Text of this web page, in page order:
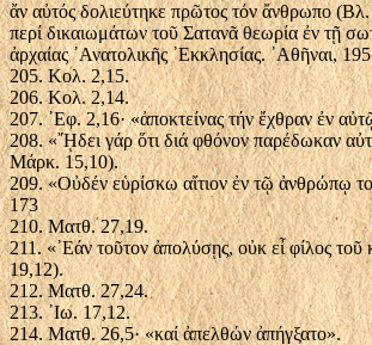
ἄν αὐτός δολιεύτηκε πρῶτος τόν ἄνθρωπο
περί δικαιωμάτων τοῦ Σατανᾶ θεωρία ἐν τῇ
ἀρχαίας ᾿Ανατολικῆς ᾿Εκκλησίας. ᾿Αθῆναι,
205. Κολ. 2,15.
206. Κολ. 2,14.
207. ᾿Εφ. 2,16· «ἀποκτείνας τήν ἔχθραν ἐν
208. «῎ῌδει γάρ ὅτι διά φθόνον παρέδωκαν
Μάρκ. 15,10).
209. «Οὐδέν εὑρίσκω αἴτιον ἐν τῷ ἀνθρώπῳ
173
210. Ματθ. 27,19.
211. «᾿Εάν τοῦτον ἀπολύσῃς, οὐκ εἶ φίλος τοῦ
19,12).
212. Ματθ. 27,24.
213. ᾿Ιω. 17,12.
214. Ματθ. 26,5· «καί ἀπελθών ἀπήγξατο».